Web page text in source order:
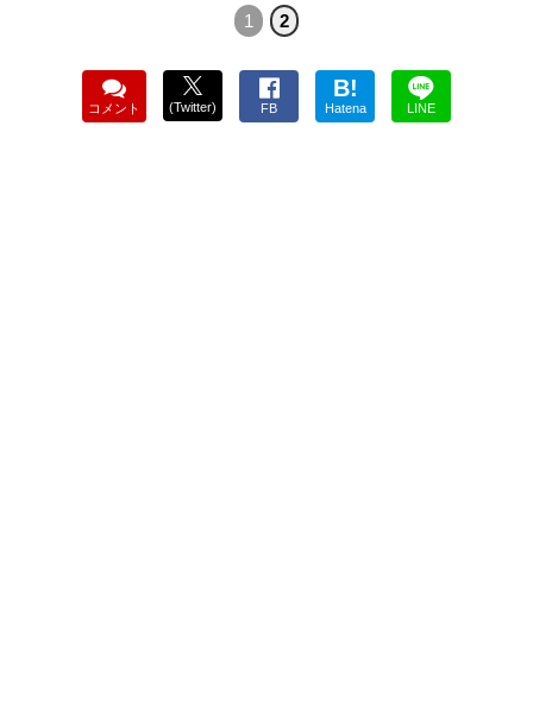
1 2
コメント (Twitter) FB
B!
Hatena LINE